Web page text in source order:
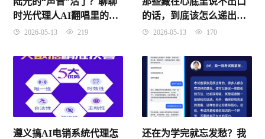
时光代理人AI翻唱里的那
些神级还原
2026-05-13 219
的话，到底该怎么递出
去？2026-05-13 170
遵义搞AI电销系统代理怎
还在为学完就忘发愁？我